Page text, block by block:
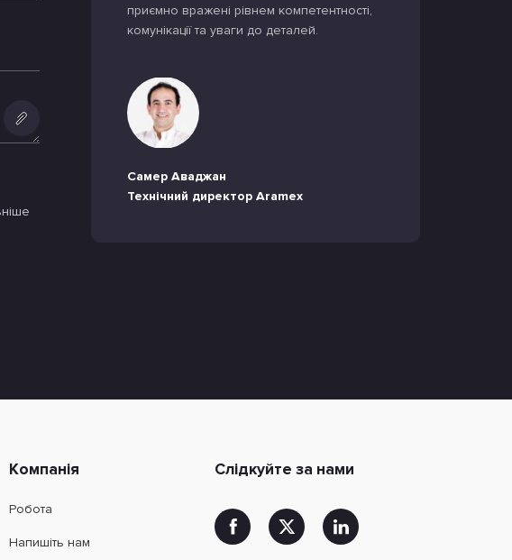
Додати
приємно вражені рівнем компетентності,
комунікації та уваги до деталей.
Самер Аваджан
Технічний директор Aramex
Компанія
Робота
Напишіть нам
Слідкуйте за нами